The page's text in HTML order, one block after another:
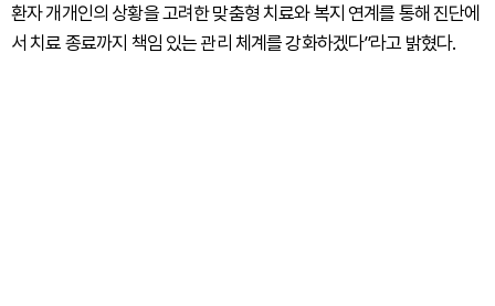
환자 개개인의 상황을 고려한 맞춤형 치료와 복지 연계를 통해 진단에
서 치료 종료까지 책임 있는 관리 체계를 강화하겠다”라고 밝혔다.